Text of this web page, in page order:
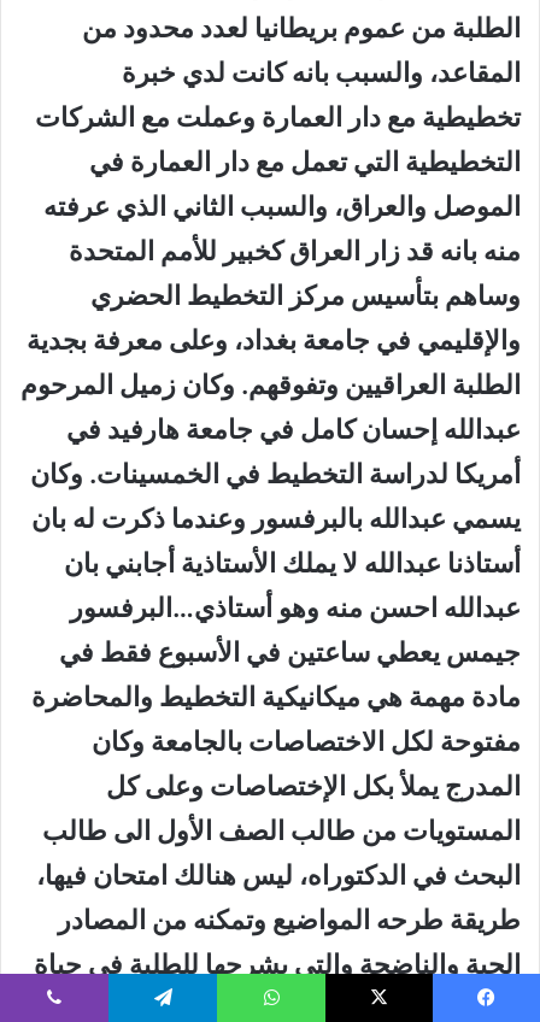
الطلبة من عموم بريطانيا لعدد محدود من
المقاعد، والسبب بانه كانت لدي خبرة
تخطيطية مع دار العمارة وعملت مع الشركات
التخطيطية التي تعمل مع دار العمارة في
الموصل والعراق، والسبب الثاني الذي عرفته
منه بانه قد زار العراق كخبير للأمم المتحدة
وساهم بتأسيس مركز التخطيط الحضري
والإقليمي في جامعة بغداد، وعلى معرفة بجدية
الطلبة العراقيين وتفوقهم. وكان زميل المرحوم
عبدالله إحسان كامل في جامعة هارفيد في
أمريكا لدراسة التخطيط في الخمسينات. وكان
يسمي عبدالله بالبرفسور وعندما ذكرت له بان
أستاذنا عبدالله لا يملك الأستاذية أجابني بان
عبدالله احسن منه وهو أستاذي…البرفسور
جيمس يعطي ساعتين في الأسبوع فقط في
مادة مهمة هي ميكانيكية التخطيط والمحاضرة
مفتوحة لكل الاختصاصات بالجامعة وكان
المدرج يملأ بكل الإختصاصات وعلى كل
المستويات من طالب الصف الأول الى طالب
البحث في الدكتوراه، ليس هنالك امتحان فيها،
طريقة طرحه المواضيع وتمكنه من المصادر
الحية والناضجة والتي يشرحها للطلبة في حياة
كل مدينة شي لا يمكن وصفه ومؤثر جدا وقتها ،